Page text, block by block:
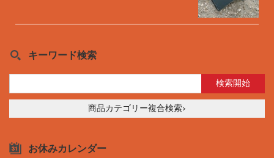
キーワード検索
商品カテゴリー複合検索>
お休みカレンダー